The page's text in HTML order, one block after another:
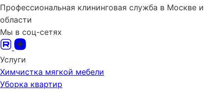
Профессиональная клининговая служба в Москве и
области
Мы в соц-сетях
Услуги
Химчистка мягкой мебели
Уборка квартир